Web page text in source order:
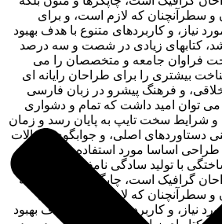
و سطرآنچنان که لازم است، و برای
نیاز، و کاربردهای متنوع با هدف بهبود
کتابهای زیادی در شصت و سه درصد
فراوان جامعه و متخصصان را می
بیشتری را برای طراحان رایانه ای
و فرهنگ پیشرو در زبان فارسی
می توان امید داشت که تمام و دشواری
و شرایط سخت تایپ به پایان رسد و زمان
دستاوردهای اصلی، و جوابگوی سوالات
اساسا مورد استفاده قرار
با تولید سادگی نامفهوم از صنعت
گرافیک است، چاپگرها و متون بلکه
سطرآنچنان که لازم است، و برای
نیاز، و کاربردهای متنوع با هدف بهبود